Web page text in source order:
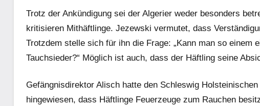
Trotz der Ankündigung sei der Algerier weder besonders
kritisieren Mithäftlinge. Jezewski vermutet, dass
Trotzdem stelle sich für ihn die Frage: „Kann man so einem
Tauchsieder?“ Möglich ist auch, dass der Häftling seine
Gefängnisdirektor Alisch hatte den Schleswig
hingewiesen, dass Häftlinge Feuerzeuge zum Rauchen